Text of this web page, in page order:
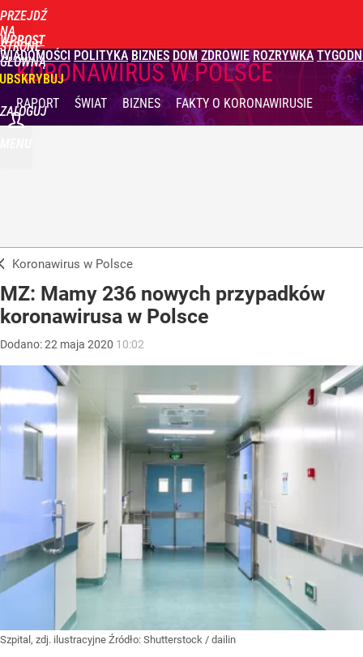
PRZEJDŹ
NA
STRONĘ
GŁÓWNĄ
WPROST
WIADOMOŚCI POLITYKA BIZNES DOM ZDROWIE ROZRYWKA
ZALOGUJ
KORONAWIRUS W POLSCE
RAPORT ŚWIAT BIZNES FAKTYO KORONAWIRUSIE
Koronawirus w Polsce
MZ: Mamy 236 nowych przypadków
koronawirusa w Polsce
Dodano:22 maja 2020 10:02
Szpital, zdj. ilustracyjne Źródło: Shutterstock / dailin